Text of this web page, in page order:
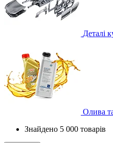
Деталі
Олива
Знайдено 5 000 товарів